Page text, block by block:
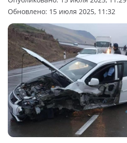
Обновлено: 15 июля 2025, 11:32